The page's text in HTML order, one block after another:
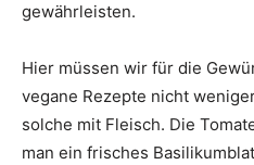
gewährleisten.
Hier müssen wir für die
vegane Rezepte nicht
solche mit Fleisch. Die
man ein frisches